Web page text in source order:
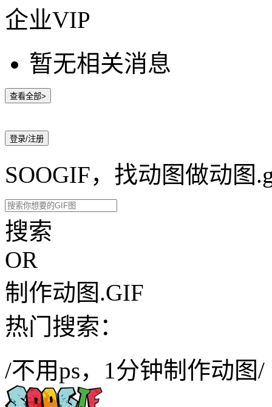
企业VIP
暂无相关消息
查看全部>
登录/注册
SOOGIF，找动图做动图
搜索
OR
制作动图.GIF
热门搜索：
/不用ps，1分钟制作动图/